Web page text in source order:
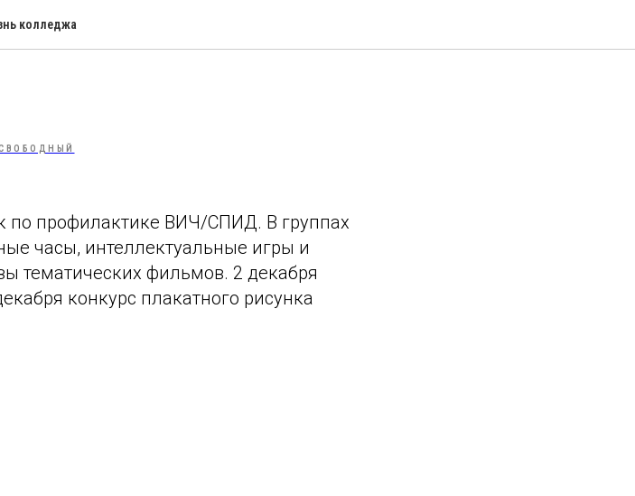
колледжа
по профилактике ВИЧ/СПИД. В группах
часы, интеллектуальные игры и
тематических фильмов. 2 декабря
конкурс плакатного рисунка